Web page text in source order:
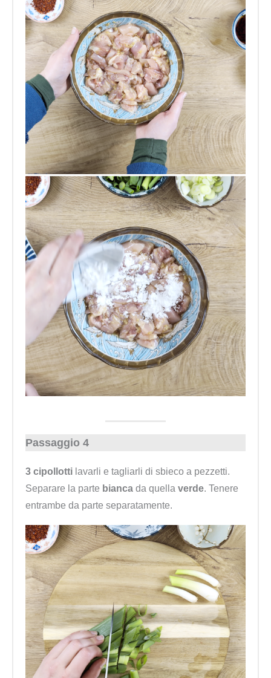
Passaggio 4
3 cipollotti lavarli e tagliarli di sbieco a pezzetti.
Separare la parte bianca da quella verde. Tenere
entrambe da parte separatamente.